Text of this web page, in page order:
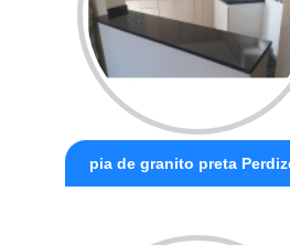
pia de granito preta